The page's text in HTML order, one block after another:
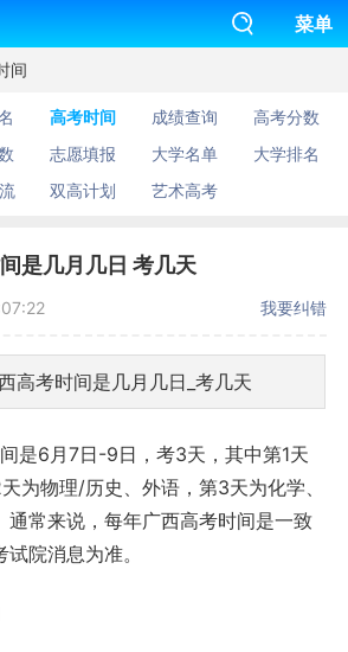
菜单
间
高考时间 成绩查询
高考分数
志愿填报 大学名单
大学排名
双高计划 艺术高考
是几月几日 考几天
我要纠错
是6月7日-9日，考3天，其中第1天
为物理/历史、外语，第3天为化学、
通常来说，每年广西高考时间是一致
院消息为准。